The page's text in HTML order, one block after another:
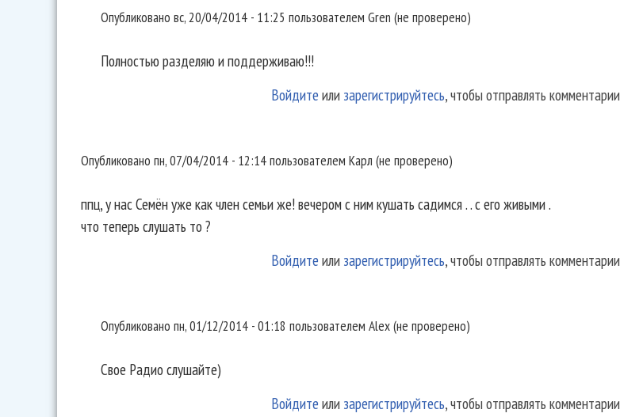
Опубликовано вс, 20/04/2014 - 11:25 пользователем Gren (не проверено)
Полностью разделяю и поддерживаю!!!
Войдите или зарегистрируйтесь, чтобы отправлять комментарии
Опубликовано пн, 07/04/2014 - 12:14пользователем Карл (не проверено)
ппц, у нас Семён уже как член семьи же! вечером с ним кушать садимся . . с его живыми .
что теперь слушать то ?
Войдите или зарегистрируйтесь, чтобы отправлять комментарии
Опубликовано пн, 01/12/2014 - 01:18 пользователем Alex (не проверено)
Свое Радио слушайте)
Войдите или зарегистрируйтесь, чтобы отправлять комментарии